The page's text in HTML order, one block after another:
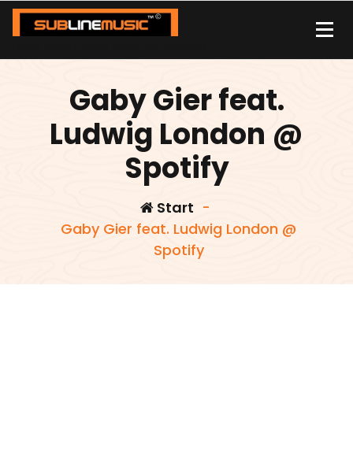
Zum
Inhalt
Gaby Gier feat.
Ludwig London @
Spotify
Start -
Gaby Gier feat. Ludwig London @
Spotify